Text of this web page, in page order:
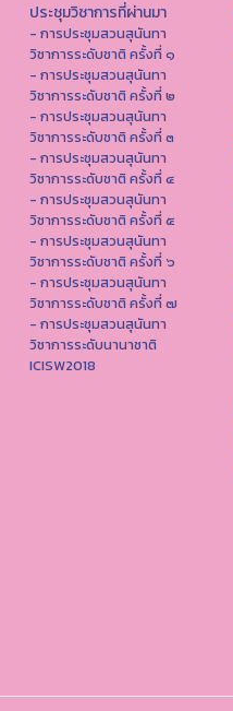
ประชุมวิชาการที่ผ่านมา
- การประชุมสวนสุนันทา
วิชาการระดับชาติ ครั้งที่ ๑
- การประชุมสวนสุนันทา
วิชาการระดับชาติ ครั้งที่ ๒
- การประชุมสวนสุนันทา
วิชาการระดับชาติ ครั้งที่ ๓
- การประชุมสวนสุนันทา
วิชาการระดับชาติ ครั้งที่ ๔
- การประชุมสวนสุนันทา
วิชาการระดับชาติ ครั้งที่ ๕
- การประชุมสวนสุนันทา
วิชาการระดับชาติ ครั้งที่ ๖
- การประชุมสวนสุนันทา
วิชาการระดับชาติ ครั้งที่ ๗
- การประชุมสวนสุนันทา
วิชาการระดับนานาชาติ
ICISW2018